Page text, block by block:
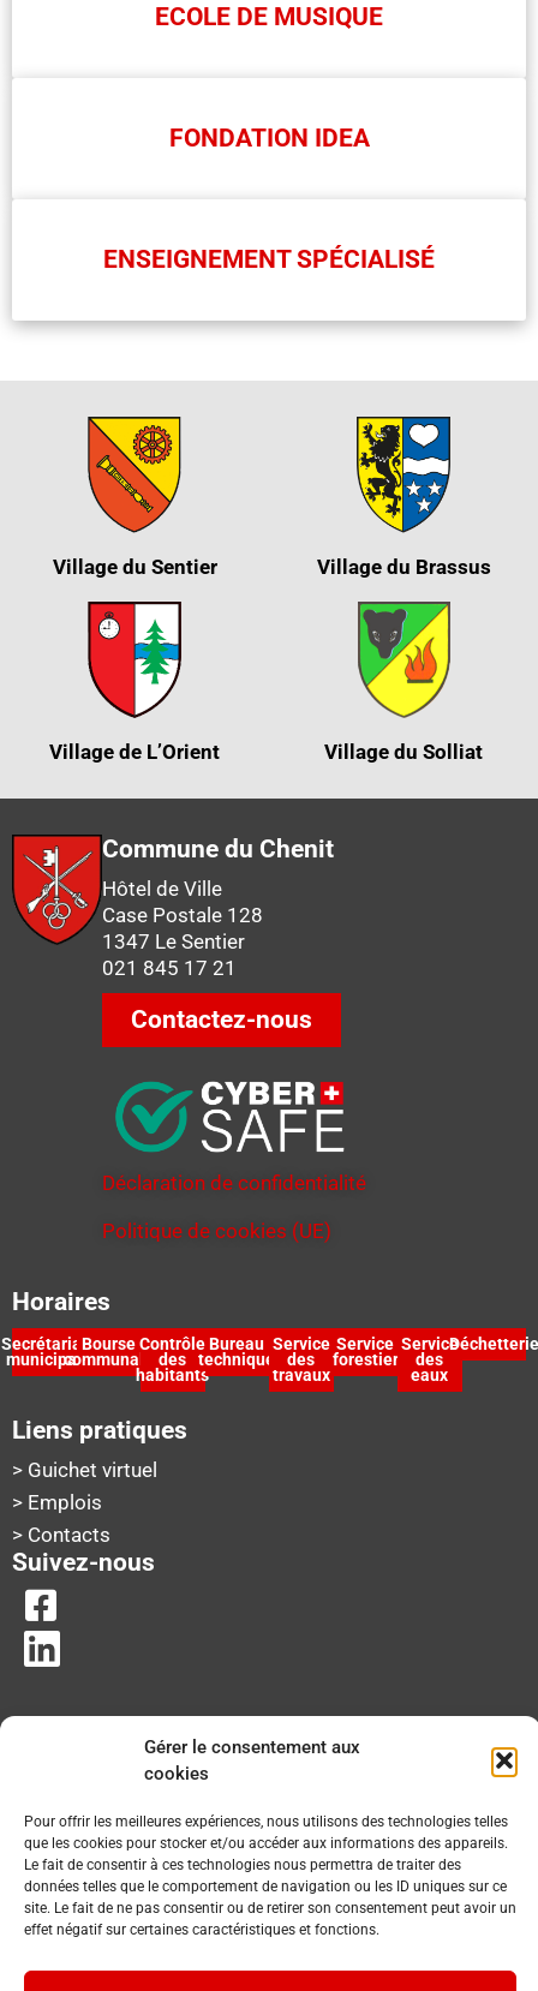
Gérer le consentement aux
cookies
Pour offrir les meilleures expériences, nous utilisons des technologies telles
que les cookies pour stocker et/ou accéder aux informations des appareils.
Le fait de consentir à ces technologies nous permettra de traiter des
données telles que le comportement de navigation ou les ID uniques sur ce
site. Le fait de ne pas consentir ou de retirer son consentement peut avoir un
effet négatif sur certaines caractéristiques et fonctions.
ECOLE DE MUSIQUE
FONDATION IDEA
ENSEIGNEMENT SPÉCIALISÉ
Village du Sentier Village du Brassus
Village de L’Orient Village du Solliat
Commune du Chenit
Hôtel de Ville
Case Postale 128
1347 Le Sentier
021 845 17 21
Contactez-nous
Déclaration de confidentialité
Politique de cookies (UE)
Horaires
Secrétariat
municipal
Bourse
communale
Contrôle
des
habitants
Bureau
technique
Service
des
travaux
Service
forestier
Service
des
eaux
Déchetterie
Liens pratiques
> Guichet virtuel
> Emplois
> Contacts
Suivez-nous